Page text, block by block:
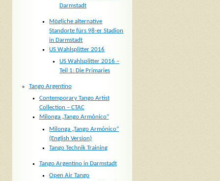
Darmstadt
Mögliche alternative
Standorte fürs 98-er Stadion
in Darmstadt
US Wahlsplitter 2016
US Wahlsplitter 2016 –
Teil 1: Die Primaries
Tango Argentino
Contemporary Tango Artist
Collection – CTAC
Milonga „Tango Armónico“
Milonga „Tango Armónico“
(English Version)
Tango Technik Training
Tango Argentino in Darmstadt
Open Air Tango